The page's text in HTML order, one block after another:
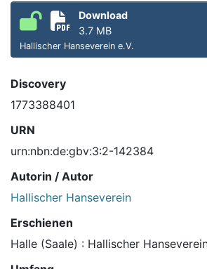
Download
3.7 MB
Hallischer Hanseverein e.V.
Discovery
1773388401
URN
urn:nbn:de:gbv:3:2-142384
Autorin / Autor
Hallischer Hanseverein
Erschienen
Halle (Saale) : Hallischer